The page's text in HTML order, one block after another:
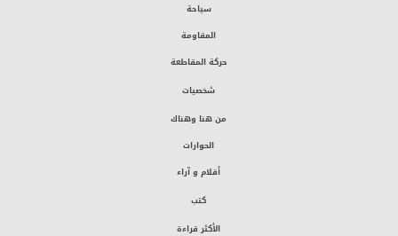
سياحة
المقاومة
حركة المقاطعة
شخصيات
من هنا وهناك
الحوارات
أقلام و آراء
كتب
الأكثر قراءة